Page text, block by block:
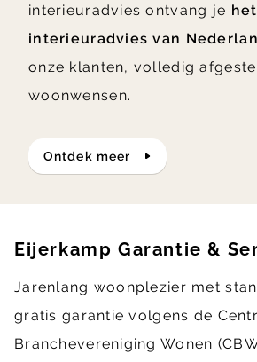
interieuradvies ontvang je
interieuradvies van
onze klanten, volledig
woonwensen.
ontdek meer
Eijerkamp Garantie &
Jarenlang woonplezier met
gratis garantie volgens de
Branchevereniging Wonen